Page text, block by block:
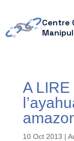
Centre
A
10 Oct 2013 |